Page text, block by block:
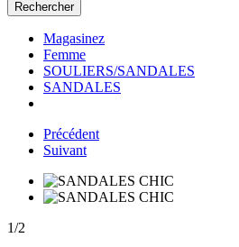
Rechercher
Magasinez
Femme
SOULIERS/SANDALES
SANDALES
Précédent
Suivant
1/2